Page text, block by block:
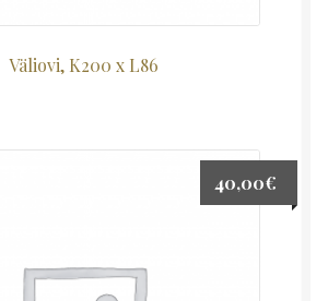
Väliovi, K200 x L86
40,00€